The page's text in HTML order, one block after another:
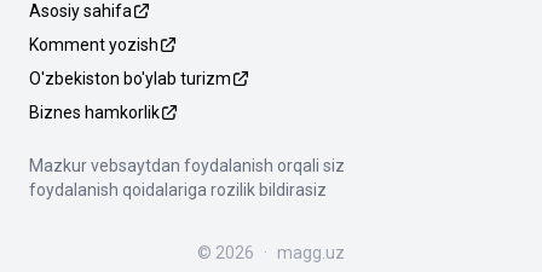
Asosiy sahifa
Komment yozish
O'zbekiston bo'ylab turizm
Biznes hamkorlik
Mazkur vebsaytdan foydalanish orqali siz
foydalanish qoidalariga rozilik bildirasiz
© 2026 · magg.uz